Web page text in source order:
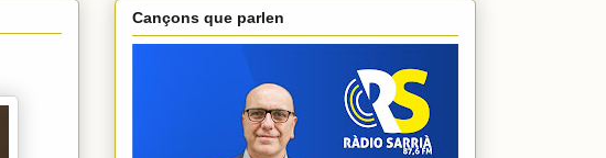
Cançons que parlen